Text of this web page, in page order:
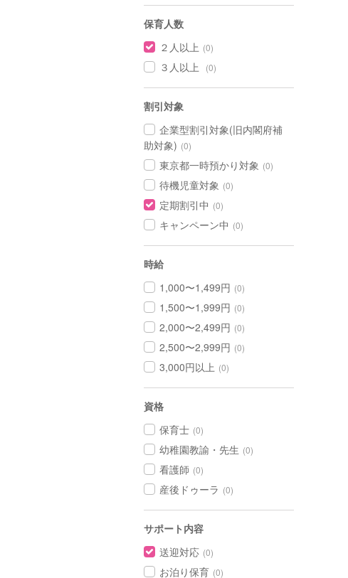
保育人数
２人以上 (0)
３人以上 (0)
割引対象
企業型割引対象(旧内閣府補
助対象) (0)
東京都一時預かり対象 (0)
待機児童対象 (0)
定期割引中 (0)
キャンペーン中 (0)
時給
1,000〜1,499円 (0)
1,500〜1,999円 (0)
2,000〜2,499円 (0)
2,500〜2,999円 (0)
3,000円以上 (0)
資格
保育士 (0)
幼稚園教諭・先生 (0)
看護師 (0)
産後ドゥーラ (0)
サポート内容
送迎対応 (0)
お泊り保育 (0)